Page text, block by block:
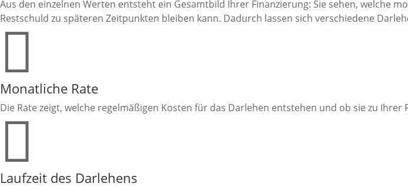
Aus den einzelnen Werten entsteht ein Gesamtbild Ihrer Finanzierung: Sie sehen, welche
Restschuld zu späteren Zeitpunkten bleiben kann. Dadurch lassen sich verschiedene

Monatliche Rate
Die Rate zeigt, welche regelmäßigen Kosten für das Darlehen entstehen und ob sie zu Ihrer

Laufzeit des Darlehens